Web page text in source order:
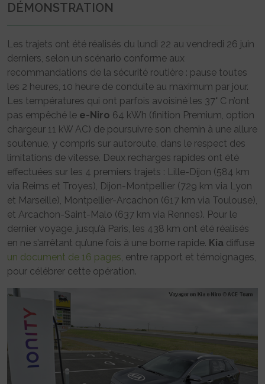
DÉMONSTRATION
Les trajets ont été réalisés du lundi 22 au vendredi 26 juin
derniers, selon un scénario conforme aux
recommandations de la sécurité routière : pause toutes
les 2 heures, 10 heure de conduite au maximum par jour.
Les températures qui ont parfois avoisiné les 37° C n’ont
pas empêché le e-Niro 64 kWh (finition Premium, option
chargeur 11 kW AC) de poursuivre son chemin à une allure
soutenue, y compris sur autoroute, dans le respect des
limitations de vitesse. Deux recharges rapides ont été
effectuées sur les 4 premiers trajets : Lille-Dijon (584 km
via Reims et Troyes), Dijon-Montpellier (729 km via Lyon
et Marseille), Montpellier-Arcachon (617 km via Toulouse),
et Arcachon-Saint-Malo (637 km via Rennes). Pour le
dernier voyage, jusqu’à Paris, les 438 km ont été réalisés
en ne s’arrêtant qu’une fois à une borne rapide. Kia diffuse
un document de 16 pages, entre rapport et témoignages,
pour célébrer cette opération.